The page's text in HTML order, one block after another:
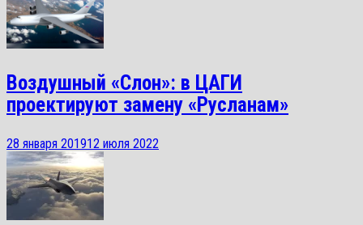
Воздушный «Слон»: в ЦАГИ
проектируют замену «Русланам»
28 января 201912 июля 2022